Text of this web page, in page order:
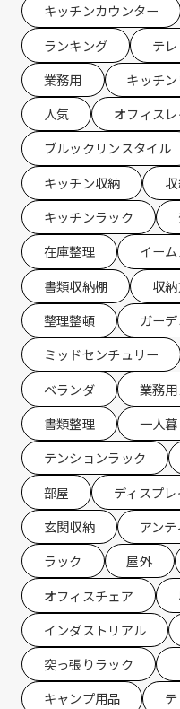
キッチンカウンター
ランキング
テ
業務用
キッチ
人気
オフィス
ブルックリンスタイル
キッチン収納
キッチンラック
在庫整理
イー
書類収納棚
収
整理整頓
ガー
ミッドセンチュリー
ベランダ
業務
書類整理
一人
テンションラック
部屋
ディスプ
玄関収納
アン
ラック
屋外
オフィスチェア
インダストリアル
突っ張りラック
キャンプ用品